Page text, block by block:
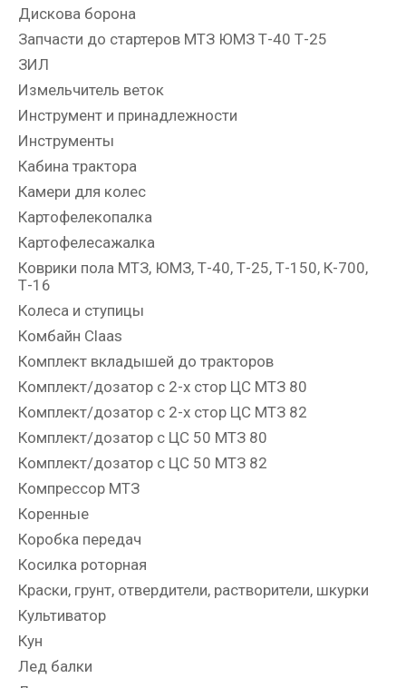
Дискова борона
Запчасти до стартеров МТЗ ЮМЗ Т-40 Т-25
ЗИЛ
Измельчитель веток
Инструмент и принадлежности
Инструменты
Кабина трактора
Камери для колес
Картофелекопалка
Картофелесажалка
Коврики пола МТЗ, ЮМЗ, Т-40, Т-25, Т-150, К-700,
Т-16
Колеса и ступицы
Комбайн Claas
Комплект вкладышей до тракторов
Комплект/дозатор с 2-х стор ЦС МТЗ 80
Комплект/дозатор с 2-х стор ЦС МТЗ 82
Комплект/дозатор с ЦС 50 МТЗ 80
Комплект/дозатор с ЦС 50 МТЗ 82
Компрессор МТЗ
Коренные
Коробка передач
Косилка роторная
Краски, грунт, отвердители, растворители, шкурки
Культиватор
Кун
Лед балки